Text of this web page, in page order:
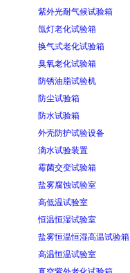
紫外光耐气候试验箱
氙灯老化试验箱
换气式老化试验箱
臭氧老化试验箱
防锈油脂试验机
防尘试验箱
防水试验箱
外壳防护试验设备
滴水试验装置
霉菌交变试验箱
盐雾腐蚀试验室
高低温试验室
恒温恒湿试验室
盐雾恒温恒湿高温试验箱
高温恒温试验室